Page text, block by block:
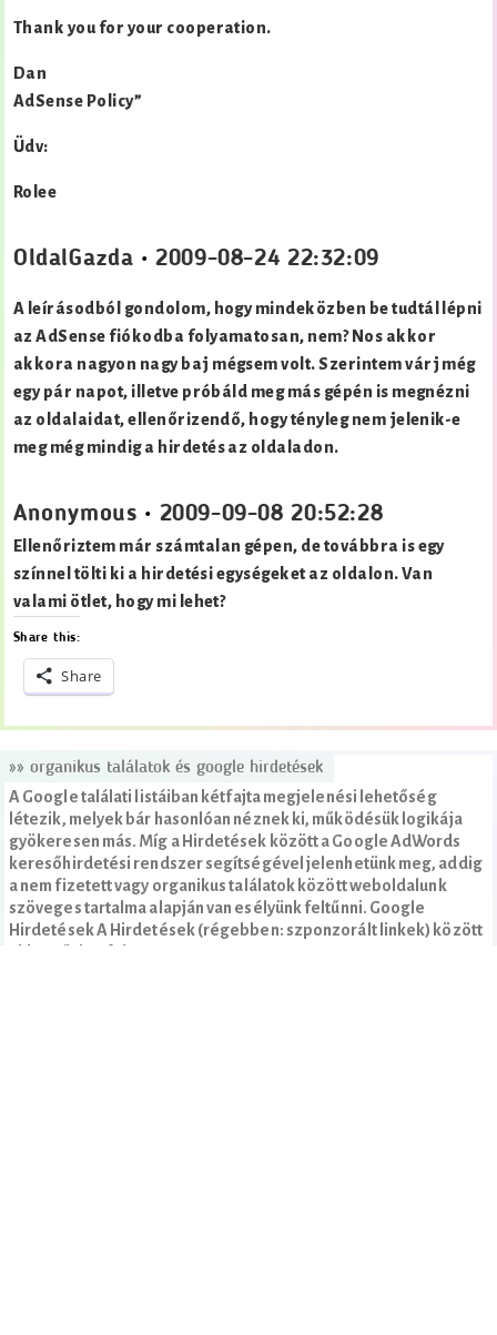
Thank you for your cooperation.
Dan
AdSense Policy”
Üdv:
Rolee
OldalGazda •2009-08-24 22:32:09
A leírásodból gondolom, hogy mindeközben be tudtál lépni
az AdSense fiókodba folyamatosan, nem? Nos akkor
akkora nagyon nagy baj mégsem volt. Szerintem várj még
egy pár napot, illetve próbáld meg más gépén is megnézni
az oldalaidat, ellenőrizendő, hogy tényleg nem jelenik-e
meg még mindig a hirdetés az oldaladon.
Anonymous • 2009-09-08 20:52:28
Ellenőriztem már számtalan gépen, de továbbra is egy
színnel tölti ki a hirdetési egységeket az oldalon. Van
valami ötlet, hogy mi lehet?
Share this:
Share
»» organikus találatok és google hirdetések
A Google találati listáiban kétfajta megjelenési lehetőség
létezik, melyek bár hasonlóan néznek ki, működésük logikája
gyökeresen más. Míg a Hirdetések között a Google AdWords
keresőhirdetési rendszer segítségével jelenhetünk meg, addig
a nem fizetett vagy organikus találatok között weboldalunk
szöveges tartalma alapján van esélyünk feltűnni. Google
Hirdetések A Hirdetések (régebben: szponzorált linkek) között
akkor tűnhet fel…